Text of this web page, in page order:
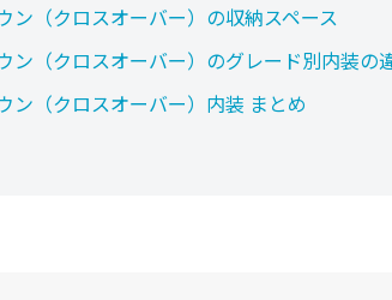
ン（クロスオーバー）の収納スペース
ン（クロスオーバー）のグレード別内装の
ン（クロスオーバー）内装 まとめ